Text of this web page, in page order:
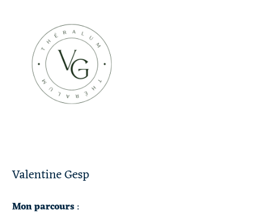
Valentine Gesp
Mon parcours: